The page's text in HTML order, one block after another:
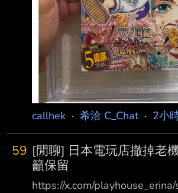
callhek · 希洽 C_Chat· 2小
59 [閒聊] 日本電玩店撤掉老
籲保留
https://x.com/